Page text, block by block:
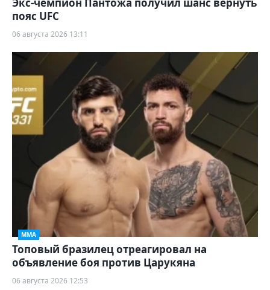
Экс-чемпион Пантожа получил шанс вернуть
пояс UFC
06 августа 2026 13:11
ММА
Топовый бразилец отреагировал на
объявление боя против Царукяна
06 августа 2026 12:53